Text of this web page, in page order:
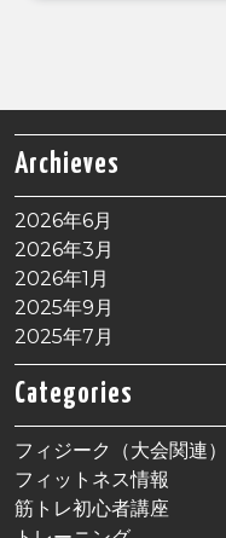
Archieves
2026年6月
2026年3月
2026年1月
2025年9月
2025年7月
Categories
フィジーク（大会関連）
フィットネス情報
筋トレ初心者講座